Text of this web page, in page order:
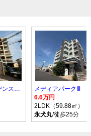
メディアパークⅢ
6.6万円
2LDK（59.88㎡）
永犬丸/徒歩25分